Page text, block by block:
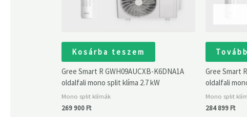
Kosárba teszem
Gree Smart R GWH09AUCXB-K6DNA1A
oldalfali mono split klíma 2.7 kW
Mono split klímák
269 900Ft
Gree Smart
oldalfali
Mono split
284 899Ft